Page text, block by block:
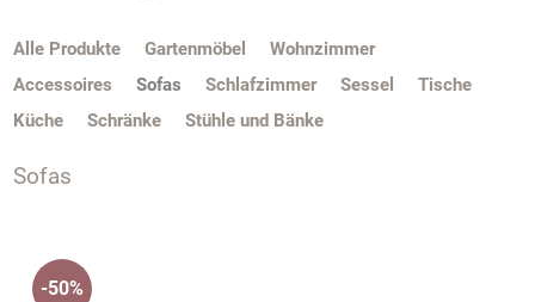
Alle Produkte Gartenmöbel
Wohnzimmer
Accessoires
Sofas Schlafzimmer Sessel
Tische
Küche
Schränke Stühle und Bänke
Sofas
-50%